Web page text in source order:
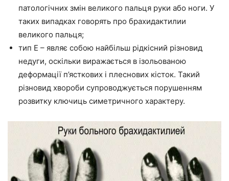
патологічних змін великого пальця руки або ноги. У
таких випадках говорять про брахидактилии
великого пальця;
тип Е – являє собою найбільш рідкісний різновид
недуги, оскільки виражається в ізольованою
деформації п’ясткових і плеснових кісток. Такий
різновид хвороби супроводжується порушенням
розвитку ключиць симетричного характеру.